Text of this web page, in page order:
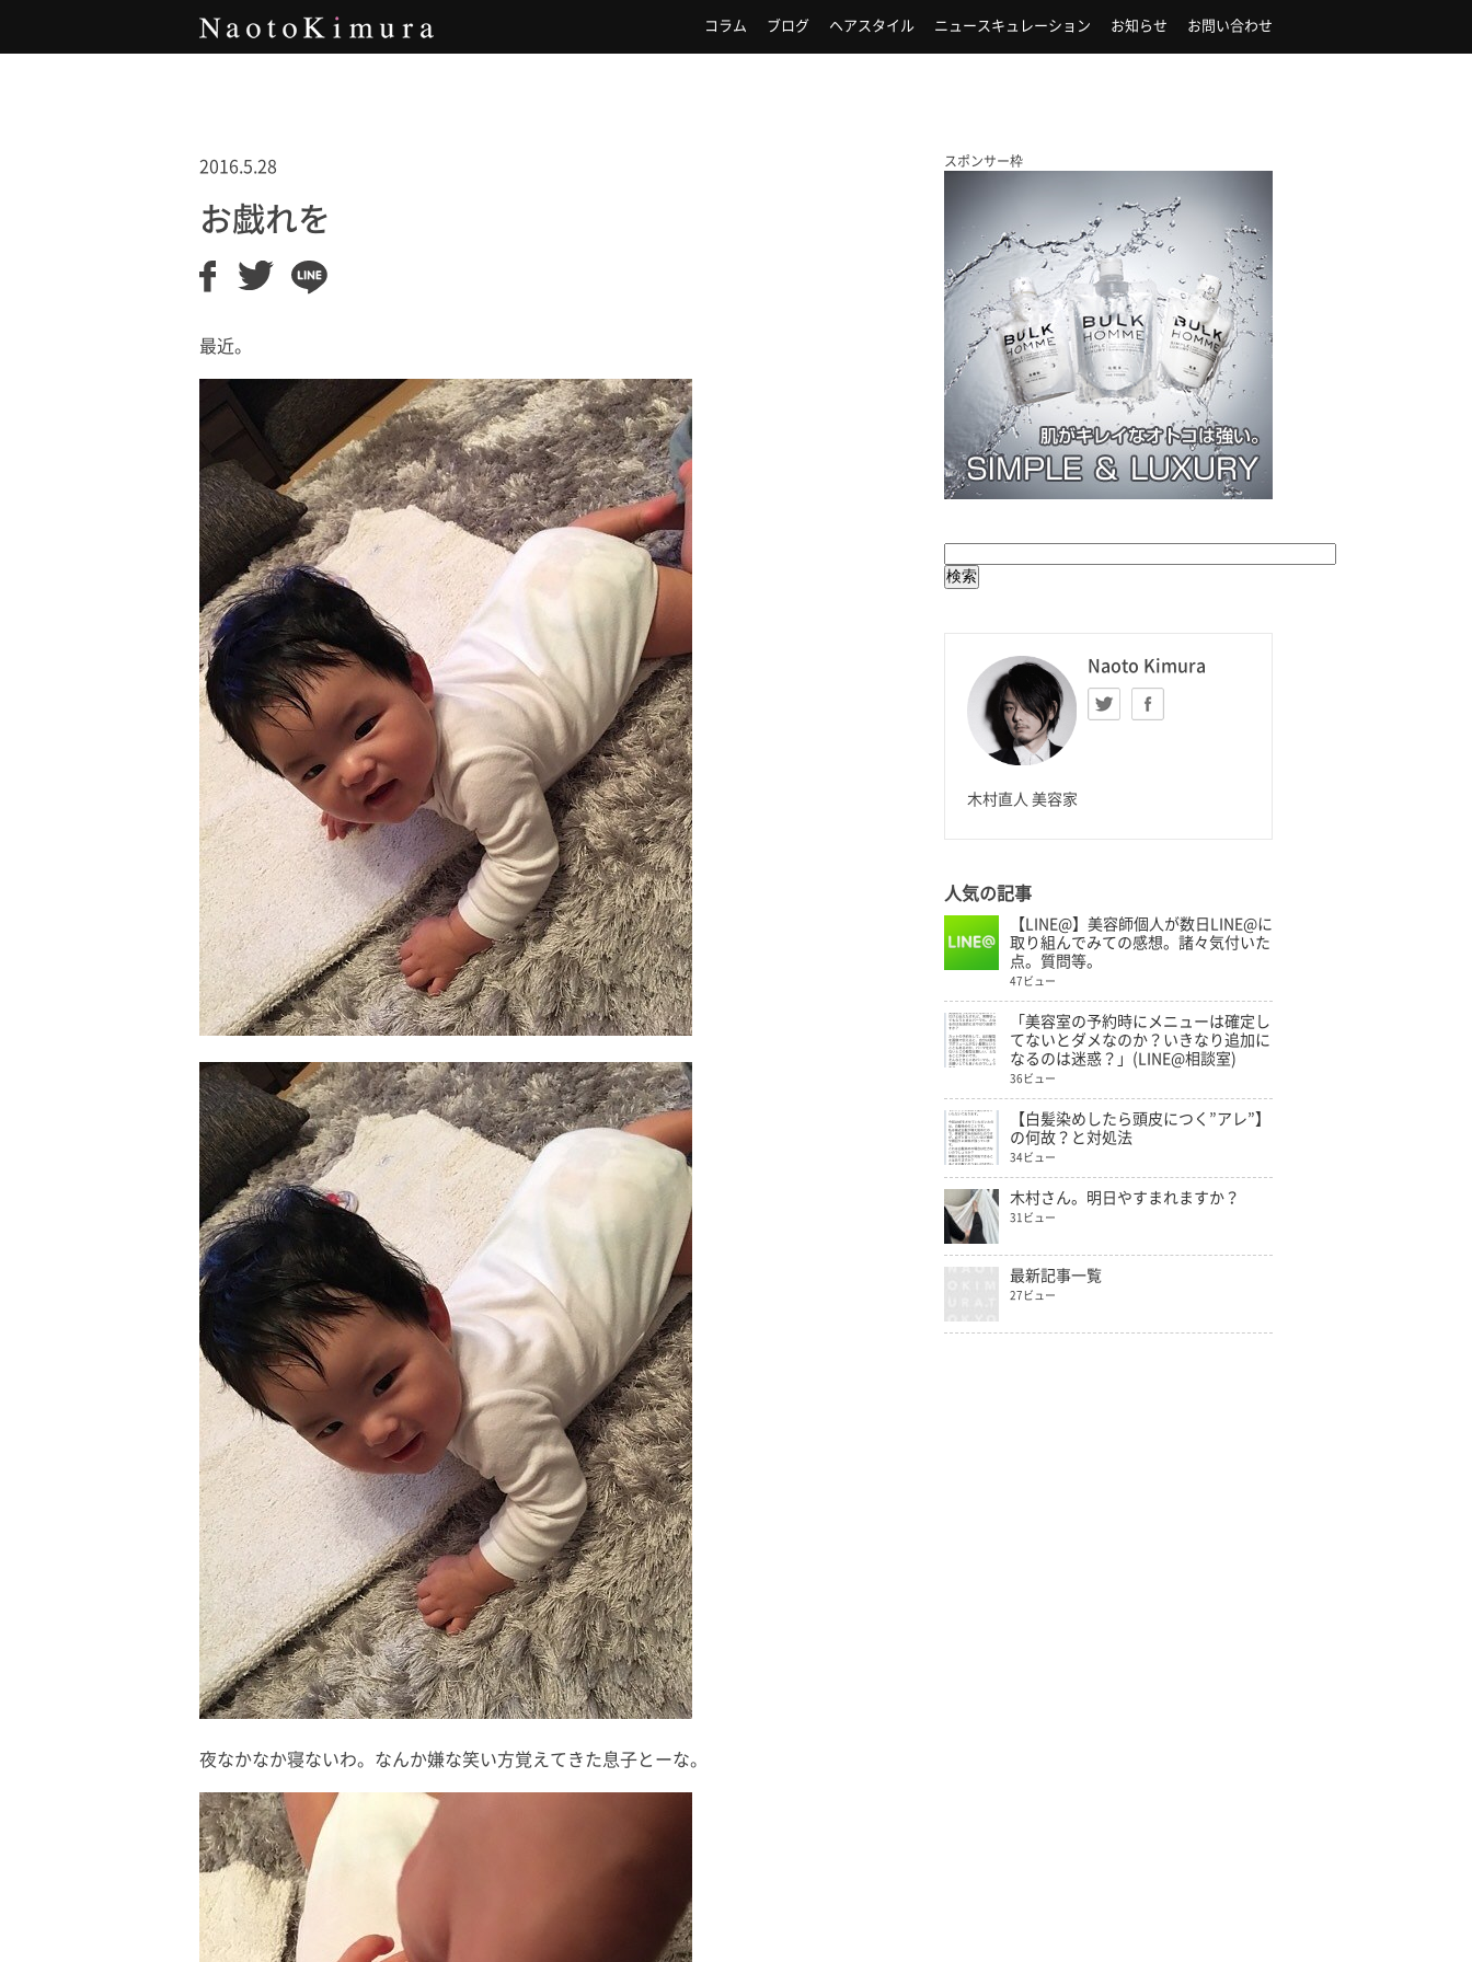
コラム ブログ ヘアスタイル ニュースキュレーション お知らせ お問い合わせ
2016.5.28
お戯れを
最近。
夜なかなか寝ないわ。なんか嫌な笑い方覚えてきた息子とーな。
スポンサー枠
Naoto Kimura
木村直人 美容家
人気の記事
【LINE@】美容師個人が数日LINE@に
取り組んでみての感想。諸々気付いた
点。質問等。
47ビュー
「美容室の予約時にメニューは確定し
てないとダメなのか？いきなり追加に
なるのは迷惑？」(LINE@相談室)
36ビュー
【白髪染めしたら頭皮につく”アレ”】
の何故？と対処法
34ビュー
木村さん。明日やすまれますか？
31ビュー
最新記事一覧
27ビュー